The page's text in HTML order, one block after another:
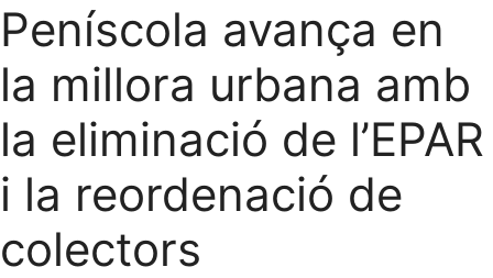
Peníscola avança en
la millora urbana amb
la eliminació de l’EPAR
i la reordenació de
colectors